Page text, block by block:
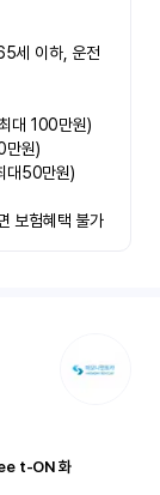
세 이하, 운전
대 100만원)
만원)
대50만원)
보험혜택 불가